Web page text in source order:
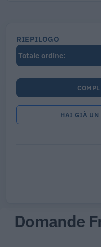
RIEPILOGO
Totale ordine:
HAI GIÀ UN
Domande